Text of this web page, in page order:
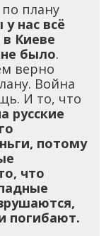
по плану
нас всё
Киеве
было.
верно
Война
И то, что
русские
потому
что
погибают.